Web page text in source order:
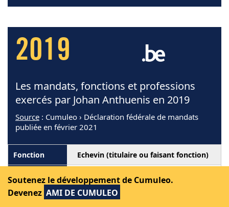
2019
Les mandats, fonctions et professions
exercés par Johan Anthuenis en 2019
Source : Cumuleo › Déclaration fédérale de mandats
publiée en février 2021
Echevin (titulaire ou faisant fonction)
Gemeente Zele
10 049,00 - 50 240,00
Soutenez le développement de Cumuleo.
Devenez AMI DE CUMULEO